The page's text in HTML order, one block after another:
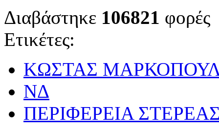
Διαβάστηκε 106821 φορές
Ετικέτες:
ΚΩΣΤΑΣ
ΝΔ
ΠΕΡΙΦΕΡΕΙΑ